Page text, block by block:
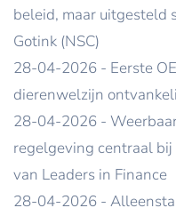
beleid, maar uitgesteld
Gotink (NSC)
28-04-2026 - Eerste
dierenwelzijn
28-04-2026 -
regelgeving centraal
van Leaders in Finance
28-04-2026 -